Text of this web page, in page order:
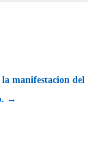
manifestacion del
→